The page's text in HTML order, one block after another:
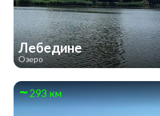
Лебедине
Озеро
293 км